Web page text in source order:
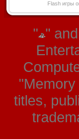
Flash игры
" "
titles,